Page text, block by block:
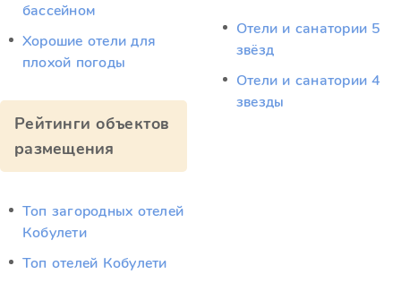
бассейном
Хорошие отели для
плохой погоды
Рейтинги объектов
размещения
Топ загородных отелей
Кобулети
Топ отелей Кобулети
Отели и санатории 5
звёзд
Отели и санатории 4
звезды